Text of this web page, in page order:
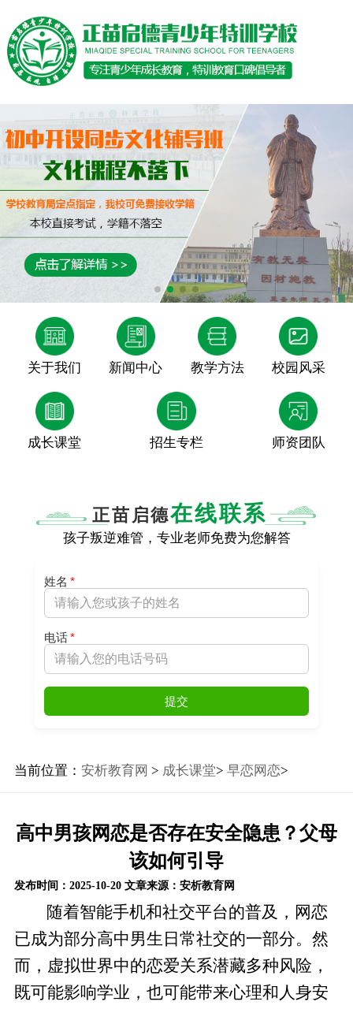
关于我们 新闻中心 教学方法 校园风采
成长课堂 招生专栏 师资团队
正苗启德在线联系
孩子叛逆难管，专业老师免费为您解答
姓名 *
电话*
提交
当前位置： 安析教育网 > 成长课堂> 早恋网恋>
高中男孩网恋是否存在安全隐患？父母
该如何引导
发布时间：2025-10-20 文章来源：安析教育网
随着智能手机和社交平台的普及，网恋
已成为部分高中男生日常社交的一部分。然
而，虚拟世界中的恋爱关系潜藏多种风险，
既可能影响学业，也可能带来心理和人身安